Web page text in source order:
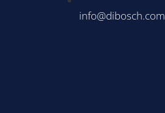
info@dibosch.com